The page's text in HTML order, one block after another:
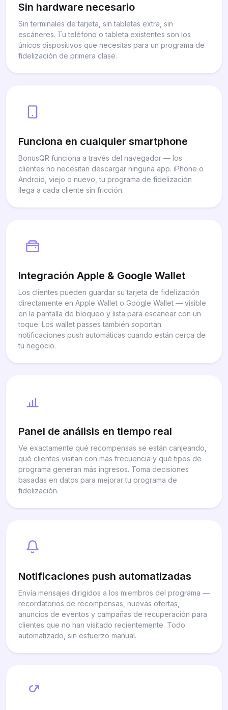
Sin hardware necesario
Sin terminales de tarjeta, sin tabletas extra, sin
escáneres. Tu teléfono o tableta existentes son los
únicos dispositivos que necesitas para un programa de
fidelización de primera clase.
Funciona en cualquier smartphone
BonusQR funciona a través del navegador — los
clientes no necesitan descargar ninguna app. iPhone o
Android, viejo o nuevo, tu programa de fidelización
llega a cada cliente sin fricción.
Integración Apple & Google Wallet
Los clientes pueden guardar su tarjeta de fidelización
directamente en Apple Wallet o Google Wallet — visible
en la pantalla de bloqueo y lista para escanear con un
toque. Los wallet passes también soportan
notificaciones push automáticas cuando están cerca de
tu negocio.
Panel de análisis en tiempo real
Ve exactamente qué recompensas se están canjeando,
qué clientes visitan con más frecuencia y qué tipos de
programa generan más ingresos. Toma decisiones
basadas en datos para mejorar tu programa de
fidelización.
Notificaciones push automatizadas
Envía mensajes dirigidos a los miembros del programa —
recordatorios de recompensas, nuevas ofertas,
anuncios de eventos y campañas de recuperación para
clientes que no han visitado recientemente. Todo
automatizado, sin esfuerzo manual.